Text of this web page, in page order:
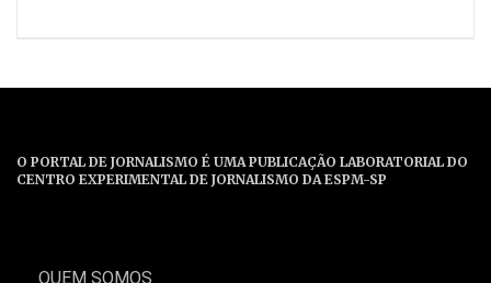
O PORTAL DE JORNALISMO É UMA PUBLICAÇÃO LABORATORIAL DO
CENTRO EXPERIMENTAL DE JORNALISMO DA ESPM-SP
QUEM SOMOS